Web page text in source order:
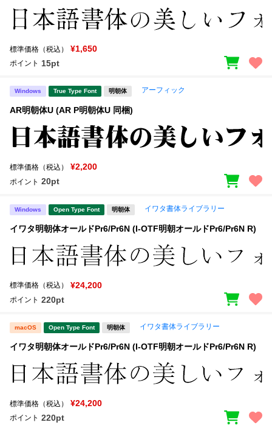
標準価格（税込） ¥1,650
ポイント 15pt
Windows True Type Font 明朝体 アーフィック
AR明朝体U (AR P明朝体U 同梱)
標準価格（税込） ¥2,200
ポイント 20pt
Windows Open Type Font 明朝体 イワタ書体ライブラリー
イワタ明朝体オールドPr6/Pr6N (I-OTF明朝オールドPr6/Pr6N R)
標準価格（税込） ¥24,200
ポイント 220pt
macOS Open Type Font 明朝体 イワタ書体ライブラリー
イワタ明朝体オールドPr6/Pr6N (I-OTF明朝オールドPr6/Pr6N R)
標準価格（税込） ¥24,200
ポイント 220pt